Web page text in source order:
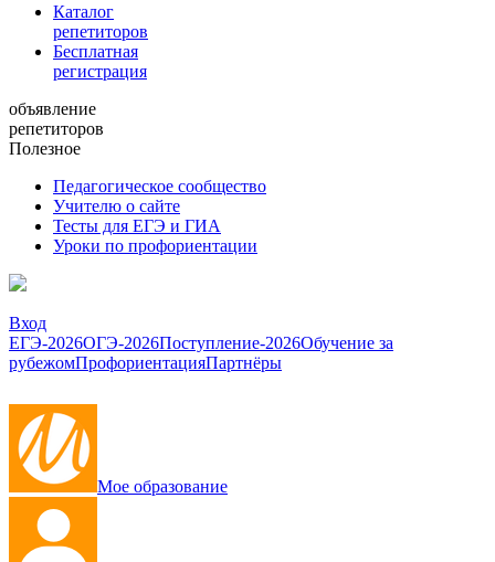
Каталог
репетиторов
Бесплатная
регистрация
объявление
репетиторов
Полезное
Педагогическое сообщество
Учителю о сайте
Тесты для ЕГЭ и ГИА
Уроки по профориентации
Вход
ЕГЭ-2026ОГЭ-2026Поступление-2026Обучение за
рубежомПрофориентацияПартнёры
Мое образование